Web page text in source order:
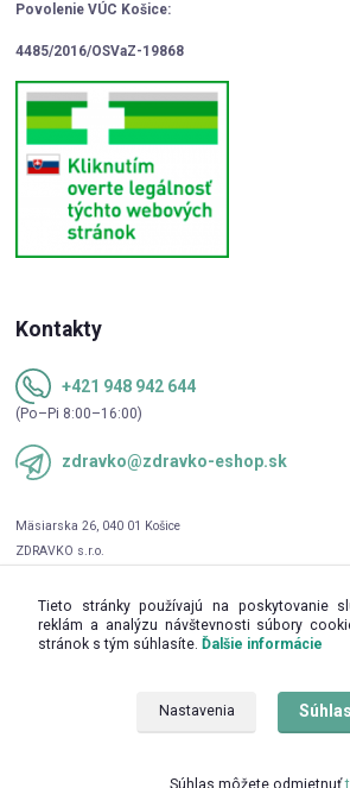
Povolenie VÚC Košice:
4485/2016/OSVaZ-19868
Kontakty
+421 948 942 644
(Po–Pi 8:00–16:00)
zdravko@zdravko-eshop.sk
Upravit sběr cookies.
Tieto stránky používajú na poskytovanie
reklám a analýzu návštevnosti súbory
stránok s tým súhlasíte. Ďalšie informácie
Nastavenia
Súhlas môžete odmietnuť